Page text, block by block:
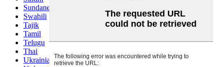
Sundanese
Swahili
Tajik
Tamil
Telugu
Thai
Ukrainian